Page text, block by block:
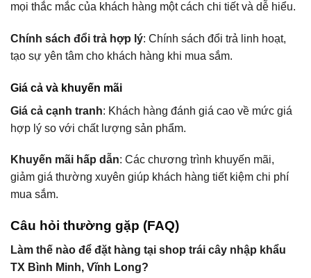
mọi thắc mắc của khách hàng một cách chi tiết và dễ hiểu.
Chính sách đổi trả hợp lý: Chính sách đổi trả linh hoạt,
tạo sự yên tâm cho khách hàng khi mua sắm.
Giá cả và khuyến mãi
Giá cả cạnh tranh: Khách hàng đánh giá cao về mức giá
hợp lý so với chất lượng sản phẩm.
Khuyến mãi hấp dẫn: Các chương trình khuyến mãi,
giảm giá thường xuyên giúp khách hàng tiết kiệm chi phí
mua sắm.
Câu hỏi thường gặp (FAQ)
Làm thế nào để đặt hàng tại shop trái cây nhập khẩu
TX Bình Minh, Vĩnh Long?